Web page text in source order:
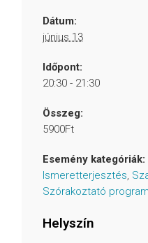
Dátum:
június 13
Időpont:
20:30 - 21:30
Összeg:
5900Ft
Esemény kategóriák:
Ismeretterjesztés
Szórakoztató
Helyszín